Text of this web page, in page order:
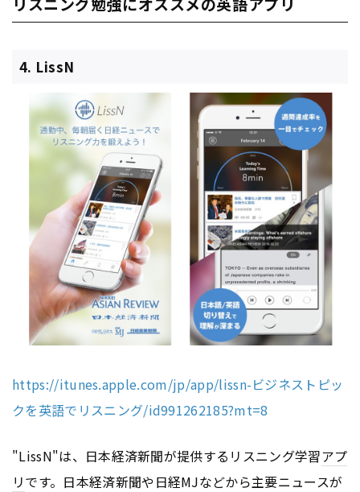
4. LissN
https://itunes.apple.com/jp/app/lissn-ビジネストピッ
クを英語でリスニング/id991262185?mt=8
"LissN"は、日本経済新聞が提供するリスニング学習アプ
リです。日本経済新聞や日経MJなどから主要ニュースが